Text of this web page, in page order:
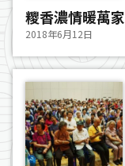
糭香濃情暖萬家
2018年6月12日